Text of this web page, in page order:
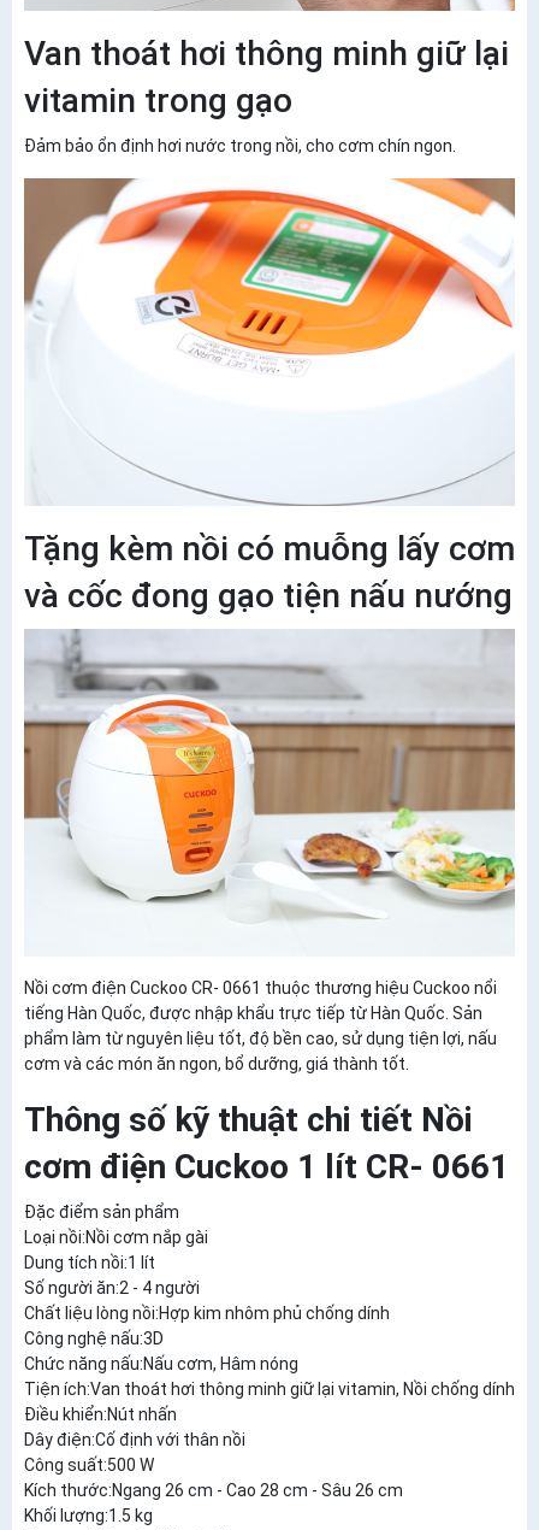
Van thoát hơi thông minh giữ lại
vitamin trong gạo
Đảm bảo ổn định hơi nước trong nồi, cho cơm chín ngon.
Tặng kèm nồi có muỗng lấy cơm
và cốc đong gạo tiện nấu nướng
Nồi cơm điện Cuckoo CR- 0661 thuộc thương hiệu Cuckoo nổi
tiếng Hàn Quốc, được nhập khẩu trực tiếp từ Hàn Quốc. Sản
phẩm làm từ nguyên liệu tốt, độ bền cao, sử dụng tiện lợi, nấu
cơm và các món ăn ngon, bổ dưỡng, giá thành tốt.
Thông số kỹ thuật chi tiết Nồi
cơm điện Cuckoo 1 lít CR- 0661
Đặc điểm sản phẩm
Loại nồi:Nồi cơm nắp gài
Dung tích nồi:1 lít
Số người ăn:2 - 4 người
Chất liệu lòng nồi:Hợp kim nhôm phủ chống dính
Công nghệ nấu:3D
Chức năng nấu:Nấu cơm, Hâm nóng
Tiện ích:Van thoát hơi thông minh giữ lại vitamin, Nồi chống dính
Điều khiển:Nút nhấn
Dây điện:Cố định với thân nồi
Công suất:500 W
Kích thước:Ngang 26 cm - Cao 28 cm - Sâu 26 cm
Khối lượng:1.5 kg